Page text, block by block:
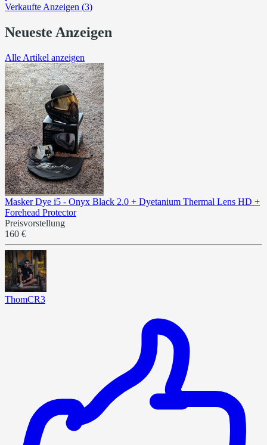
Verkaufte Anzeigen (3)
Neueste Anzeigen
Alle Artikel anzeigen
Masker Dye i5 - Onyx Black 2.0 + Dyetanium Thermal Lens HD +
Forehead Protector
Preisvorstellung
160 €
ThomCR3